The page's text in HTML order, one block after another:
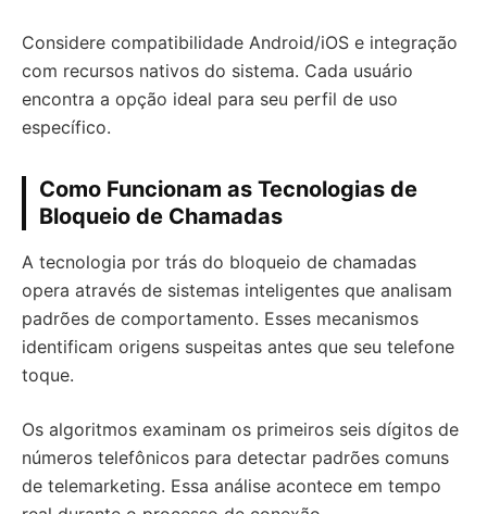
Considere compatibilidade Android/iOS e integração
com recursos nativos do sistema. Cada usuário
encontra a opção ideal para seu perfil de uso
específico.
Como Funcionam as Tecnologias de
Bloqueio de Chamadas
A tecnologia por trás do bloqueio de chamadas
opera através de sistemas inteligentes que analisam
padrões de comportamento. Esses mecanismos
identificam origens suspeitas antes que seu telefone
toque.
Os algoritmos examinam os primeiros seis dígitos de
números telefônicos para detectar padrões comuns
de telemarketing. Essa análise acontece em tempo